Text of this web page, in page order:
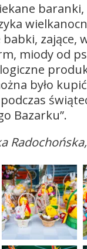
baranki,
zające,
miody od
było kupić
Bazarku”.